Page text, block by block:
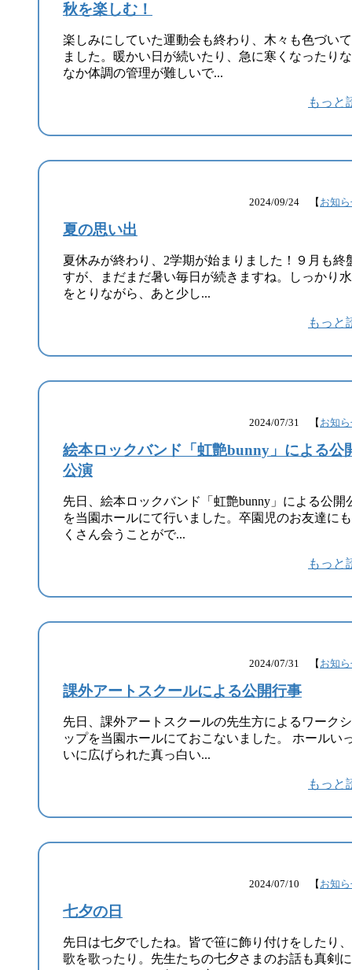
秋を楽しむ！
楽しみにしていた運動会も終わり、木々も色づい
ました。暖かい日が続いたり、急に寒くなったり
なか体調の管理が難しいで...
もっと
2024/09/24 【 お知
夏の思い出
夏休みが終わり、2学期が始まりました！９月も終
すが、まだまだ暑い毎日が続きますね。しっかり
をとりながら、あと少し...
もっと
2024/07/31 【 お知
絵本ロックバンド「虹艶bunny」による公
公演
先日、絵本ロックバンド「虹艶bunny」による公開
を当園ホールにて行いました。卒園児のお友達に
くさん会うことがで...
もっと
2024/07/31 【 お知
課外アートスクールによる公開行事
先日、課外アートスクールの先生方によるワーク
ップを当園ホールにておこないました。 ホールい
いに広げられた真っ白い...
もっと
2024/07/10 【 お知
七夕の日
先日は七夕でしたね。皆で笹に飾り付けをしたり
歌を歌ったり。先生たちの七夕さまのお話も真剣